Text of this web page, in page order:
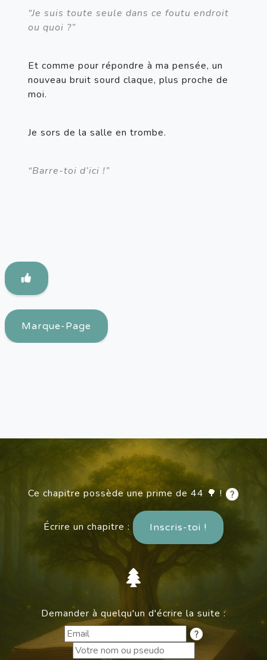
“Je suis toute seule dans ce foutu endroit
ou quoi ?”
Et comme pour répondre à ma pensée, un
nouveau bruit sourd claque, plus proche de
moi.
Je sors de la salle en trombe.
“Barre-toi d’ici !”
Marque-Page
Ce chapitre possède une prime de 44 🌳 !
Écrire un chapitre : Inscris-toi !
Demander à quelqu'un d'écrire la suite :